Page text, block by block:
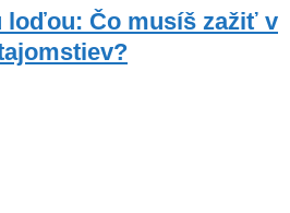
loďou: Čo musíš zažiť v